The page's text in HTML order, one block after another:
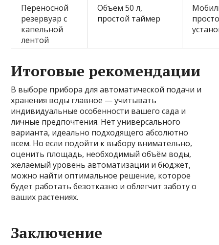
Переносной
резервуар с
капельной
лентой
Объем 50 л,
простой таймер
Итоговые рекомендации
В выборе прибора для автоматической подачи и
хранения воды главное — учитывать
индивидуальные особенности вашего сада и
личные предпочтения. Нет универсального
варианта, идеально подходящего абсолютно
всем. Но если подойти к выбору внимательно,
оценить площадь, необходимый объём воды,
желаемый уровень автоматизации и бюджет,
можно найти оптимальное решение, которое
будет работать безотказно и облегчит заботу о
ваших растениях.
Заключение